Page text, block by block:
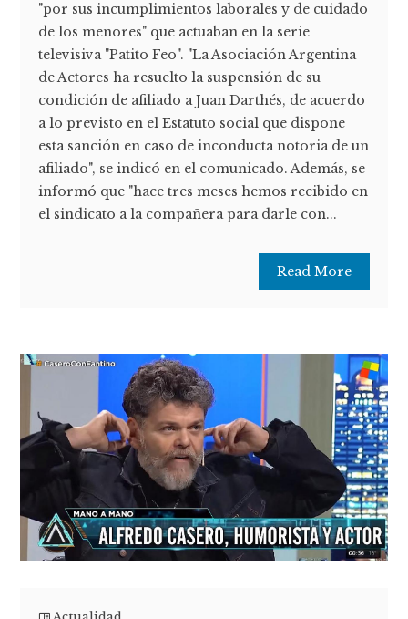
"por sus incumplimientos laborales y de cuidado
de los menores" que actuaban en la serie
televisiva "Patito Feo". "La Asociación Argentina
de Actores ha resuelto la suspensión de su
condición de afiliado a Juan Darthés, de acuerdo
a lo previsto en el Estatuto social que dispone
esta sanción en caso de inconducta notoria de un
afiliado", se indicó en el comunicado. Además, se
informó que "hace tres meses hemos recibido en
el sindicato a la compañera para darle con...
Read More